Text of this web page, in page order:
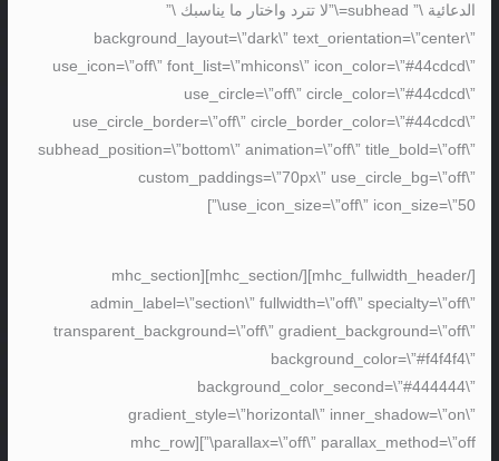
الدعائية \” subhead=\”لا تترد واختار ما يناسبك \”
background_layout=\”dark\” text_orientation=\”center\”
use_icon=\”off\” font_list=\”mhicons\” icon_color=\”#44cdcd\”
use_circle=\”off\” circle_color=\”#44cdcd\”
use_circle_border=\”off\” circle_border_color=\”#44cdcd\”
subhead_position=\”bottom\” animation=\”off\” title_bold=\”off\”
custom_paddings=\”70px\” use_circle_bg=\”off\”
use_icon_size=\”off\” icon_size=\”50\”]
[/mhc_fullwidth_header][/mhc_section][mhc_section
admin_label=\”section\” fullwidth=\”off\” specialty=\”off\”
transparent_background=\”off\” gradient_background=\”off\”
background_color=\”#f4f4f4\”
background_color_second=\”#444444\”
gradient_style=\”horizontal\” inner_shadow=\”on\”
parallax=\”off\” parallax_method=\”off\”][mhc_row